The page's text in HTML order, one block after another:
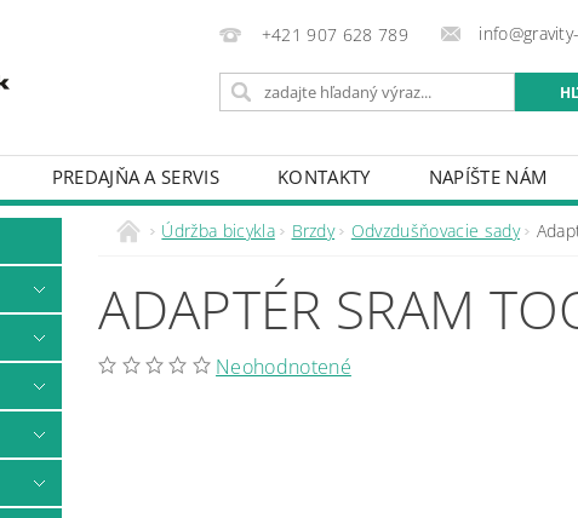
+421 907 628 789
PREDAJŇA A SERVIS KONTAKTY NAPÍŠTE NÁM
Údržba bicykla Brzdy Odvzdušňovacie sady
ADAPTÉR SRAM
Neohodnotené